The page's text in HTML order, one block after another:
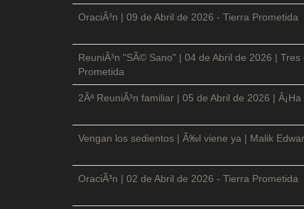
OraciÃ³n | 09 de Abril de 2026 - Tierra Prometida
ReuniÃ³n "SÃ© Sano" | 04 de Abril de 2026 |
Prometida
2Âª ReuniÃ³n familiar | 05 de Abril de 2026 |
Vengan los sedientos | Ã‰l viene ya | Malik
OraciÃ³n | 02 de Abril de 2026 - Tierra Prometida